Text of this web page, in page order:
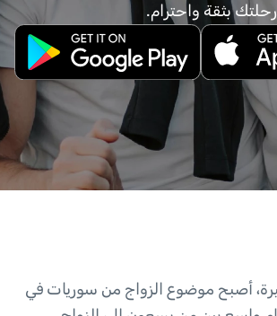
رحلتك بثقة واحترام.
أصبح موضوع الزواج من سوريات في